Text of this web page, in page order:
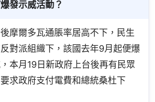
發示威活動？
摩爾多瓦通脹率居高不下，民生
對派組織下，該國去年9月起便爆
本月19日新政府上台後再有民眾
求政府支付電費和總統桑杜下